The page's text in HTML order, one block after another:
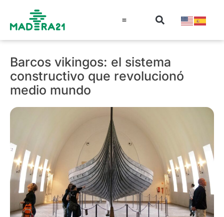
Barcos vikingos: el sistema
constructivo que revolucionó
medio mundo